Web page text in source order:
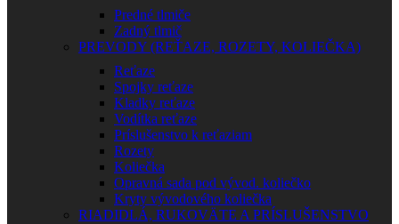
Predné tlmiče
Zadný tlmič
PREVODY (REŤAZE, ROZETY, KOLIEČKA)
Reťaze
Spojky reťaze
Kladky reťaze
Vodítka reťaze
Príslušenstvo k reťaziam
Rozety
Koliečka
Opravná sada pod vývod. koliečko
Kryty vývodového koliečka
RIADIDLÁ, RUKOVÄTE A PRÍSLUŠENSTVO